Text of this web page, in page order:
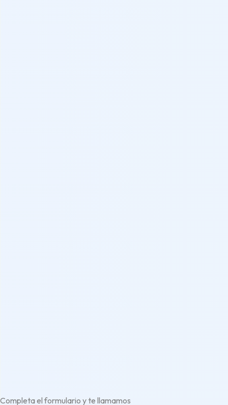
Completa el formulario y te llamamos